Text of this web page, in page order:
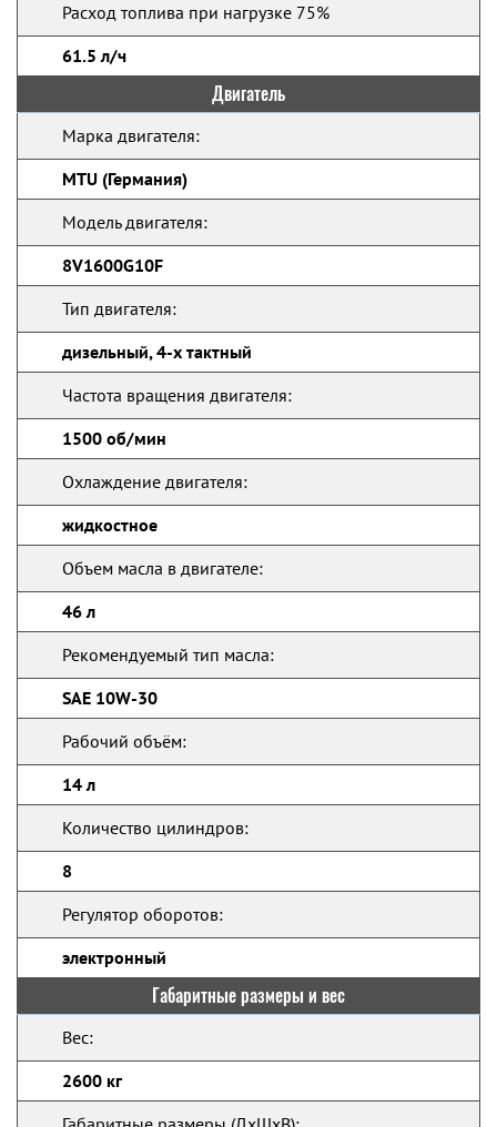
Расход топлива при нагрузке 75%
61.5 л/ч
Двигатель
Марка двигателя:
MTU (Германия)
Модель двигателя:
8V1600G10F
Тип двигателя:
дизельный, 4-х тактный
Частота вращения двигателя:
1500 об/мин
Охлаждение двигателя:
жидкостное
Объем масла в двигателе:
46 л
Рекомендуемый тип масла:
SAE 10W-30
Рабочий объём:
14 л
Количество цилиндров:
8
Регулятор оборотов:
электронный
Габаритные размеры и вес
Вес:
2600 кг